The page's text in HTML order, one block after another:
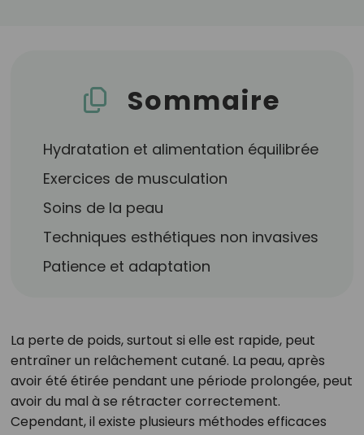
Sommaire
Hydratation et alimentation équilibrée
Exercices de musculation
Soins de la peau
Techniques esthétiques non invasives
Patience et adaptation
La perte de poids, surtout si elle est rapide, peut
entraîner un relâchement cutané. La peau, après
avoir été étirée pendant une période prolongée, peut
avoir du mal à se rétracter correctement.
Cependant, il existe plusieurs méthodes efficaces